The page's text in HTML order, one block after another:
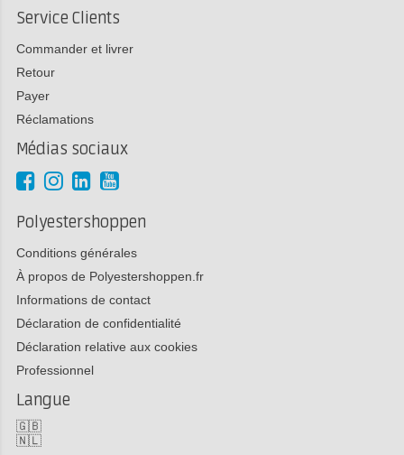
Service Clients
Commander et livrer
Retour
Payer
Réclamations
Médias sociaux
Polyestershoppen
Conditions générales
À propos de Polyestershoppen.fr
Informations de contact
Déclaration de confidentialité
Déclaration relative aux cookies
Professionnel
Langue
🇬🇧
🇳🇱